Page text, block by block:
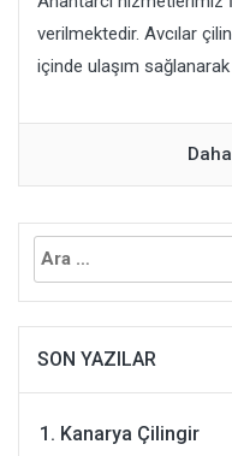
verilmektedir. Avcılar
içinde ulaşım
Arama:
SON YAZILAR
Kanarya Çilingir